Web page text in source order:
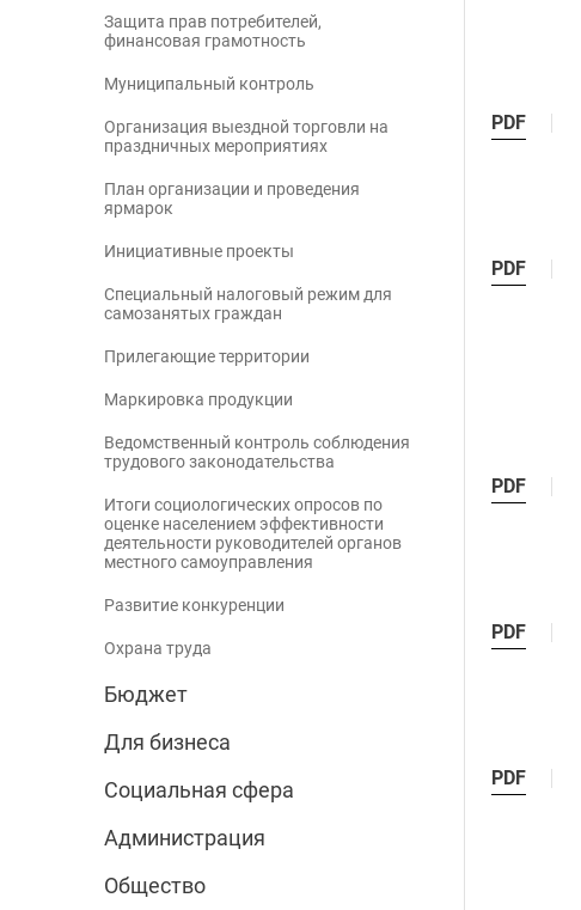
Защита прав потребителей,
финансовая грамотность
Муниципальный контроль
Организация выездной торговли на
праздничных мероприятиях
План организации и проведения
ярмарок
Инициативные проекты
Специальный налоговый режим для
самозанятых граждан
Прилегающие территории
Маркировка продукции
Ведомственный контроль соблюдения
трудового законодательства
Итоги социологических опросов по
оценке населением эффективности
деятельности руководителей органов
местного самоуправления
Развитие конкуренции
Охрана труда
Бюджет
Для бизнеса
Социальная сфера
Администрация
Общество
PDF
PDF
PDF
PDF
PDF